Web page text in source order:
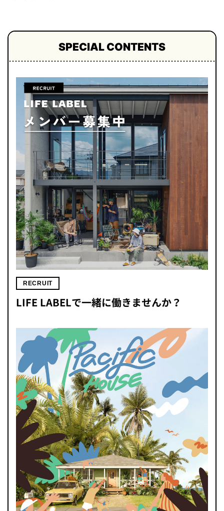
SPECIAL CONTENTS
RECRUIT
LIFE LABELで一緒に働きませんか？